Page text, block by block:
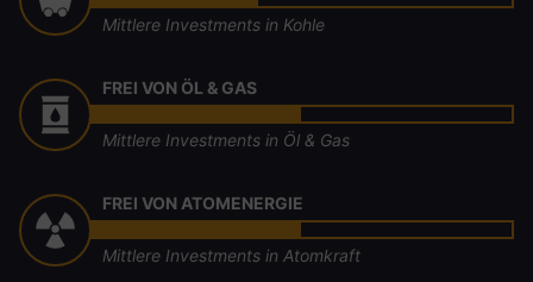
Mittlere Investments in Kohle
FREI VON ÖL & GAS
Mittlere Investments in Öl & Gas
FREI VON ATOMENERGIE
Mittlere Investments in Atomkraft